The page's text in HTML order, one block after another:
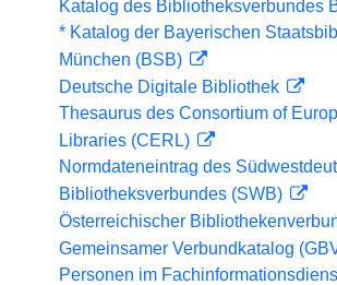
Katalog des Bibliotheksverbundes
* Katalog der Bayerischen
München (BSB)
Deutsche Digitale Bibliothek
Thesaurus des Consortium of
Libraries (CERL)
Normdateneintrag des
Bibliotheksverbundes (SWB)
Österreichischer
Gemeinsamer Verbundkatalog
Personen im